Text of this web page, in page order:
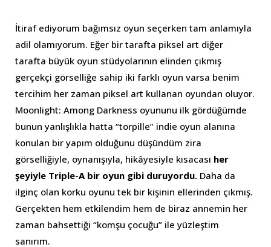
İtiraf ediyorum bağımsız oyun seçerken tam anlamıyla
adil olamıyorum. Eğer bir tarafta piksel art diğer
tarafta büyük oyun stüdyolarının elinden çıkmış
gerçekçi görselliğe sahip iki farklı oyun varsa benim
tercihim her zaman piksel art kullanan oyundan oluyor.
Moonlight: Among Darkness oyununu ilk gördüğümde
bunun yanlışlıkla hatta “torpille” indie oyun alanına
konulan bir yapım olduğunu düşündüm zira
görselliğiyle, oynanışıyla, hikâyesiyle kısacası her
şeyiyle Triple-A bir oyun gibi duruyordu. Daha da
ilginç olan korku oyunu tek bir kişinin ellerinden çıkmış.
Gerçekten hem etkilendim hem de biraz annemin her
zaman bahsettiği “komşu çocuğu” ile yüzleştim
sanırım.